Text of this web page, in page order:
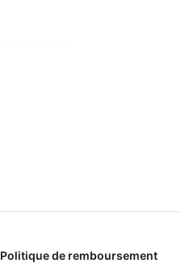
Politique de remboursement